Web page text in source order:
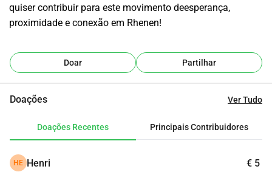
quiser contribuir para este movimento deesperança,
proximidade e conexão em Rhenen!
Doar Partilhar
Doações Ver Tudo
Doações Recentes Principais Contribuidores
HE Henri € 5